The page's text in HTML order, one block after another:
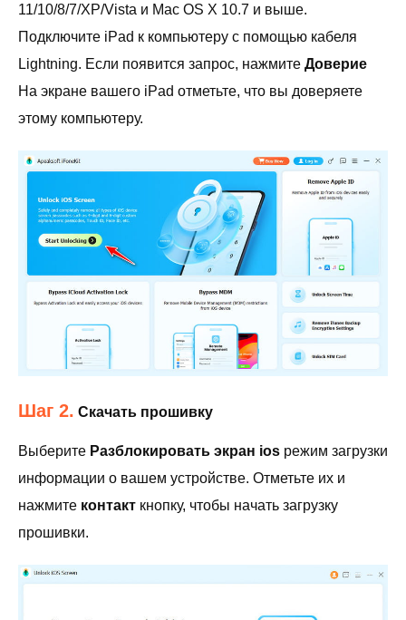
11/10/8/7/XP/Vista и Mac OS X 10.7 и выше.
Подключите iPad к компьютеру с помощью кабеля
Lightning. Если появится запрос, нажмите Доверие
На экране вашего iPad отметьте, что вы доверяете
этому компьютеру.
Шаг 2. Скачать прошивку
Выберите Разблокировать экран ios режим загрузки
информации о вашем устройстве. Отметьте их и
нажмите контакт кнопку, чтобы начать загрузку
прошивки.